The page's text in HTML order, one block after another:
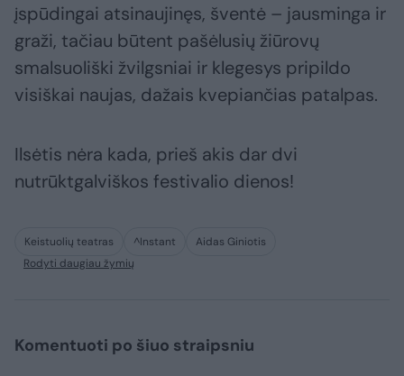
įspūdingai atsinaujinęs, šventė – jausminga ir
graži, tačiau būtent pašėlusių žiūrovų
smalsuoliški žvilgsniai ir klegesys pripildo
visiškai naujas, dažais kvepiančias patalpas.
Ilsėtis nėra kada, prieš akis dar dvi
nutrūktgalviškos festivalio dienos!
Keistuolių teatras ^Instant
Aidas Giniotis
Rodyti daugiau žymių
Komentuoti po šiuo straipsniu